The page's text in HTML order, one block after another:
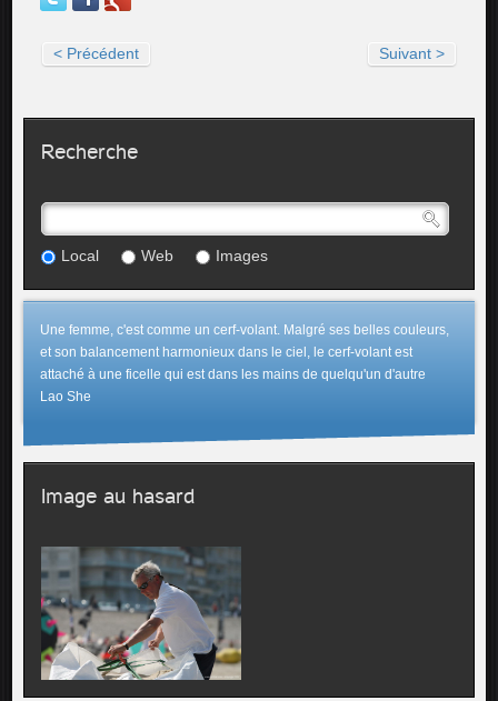
< Précédent Suivant >
Recherche
Local Web Images
Une femme, c'est comme un cerf-volant. Malgré ses belles couleurs,
et son balancement harmonieux dans le ciel, le cerf-volant est
attaché à une ficelle qui est dans les mains de quelqu'un d'autre
Lao She
Image au hasard